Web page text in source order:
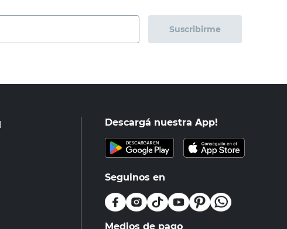
Suscribirme
Descargá nuestra App!
Seguinos en
Medios de pago